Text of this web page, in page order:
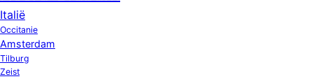
Italië
Occitanie
Amsterdam
Tilburg
Zeist